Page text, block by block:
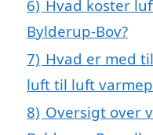
6) Hvad koster
Bylderup-Bov?
7) Hvad er med
luft til luft
8) Oversigt over